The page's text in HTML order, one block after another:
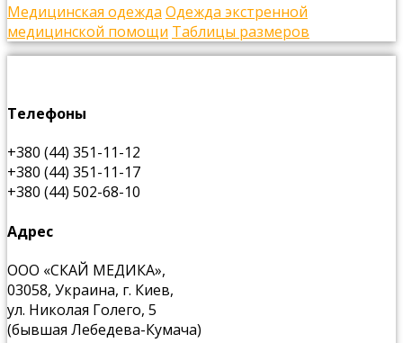
Медицинская одежда Одежда экстренной
медицинской помощи Таблицы размеров
Телефоны
+380 (44) 351-11-12
+380 (44) 351-11-17
+380 (44) 502-68-10
Адрес
ООО «СКАЙ МЕДИКА»,
03058, Украина, г. Киев,
ул. Николая Голего, 5
(бывшая Лебедева-Кумача)